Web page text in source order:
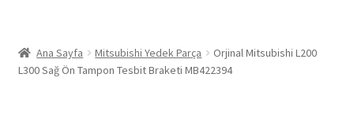
Ana Sayfa Mitsubishi Yedek Parça
Orjinal Mitsubishi L200
L300 Sağ Ön Tampon Tesbit Braketi MB422394